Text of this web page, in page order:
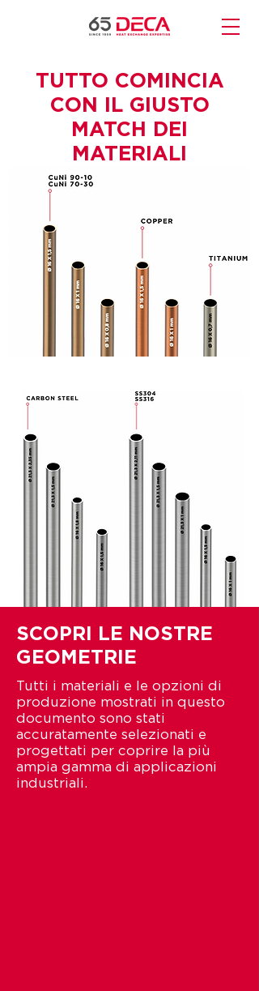
TUTTO COMINCIA
CON IL GIUSTO
MATCH DEI
MATERIALI
SCOPRI LE NOSTRE
GEOMETRIE
Tutti i materiali e le opzioni di
produzione mostrati in questo
documento sono stati
accuratamente selezionati e
progettati per coprire la più
ampia gamma di applicazioni
industriali.